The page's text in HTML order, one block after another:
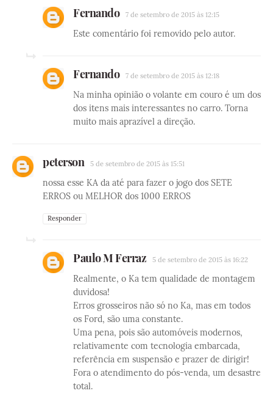
Fernando 7 de setembro de 2015 às 12:15
Este comentário foi removido pelo autor.
Fernando 7 de setembro de 2015 às 12:18
Na minha opinião o volante em couro é um dos
dos itens mais interessantes no carro. Torna
muito mais aprazível a direção.
peterson 5 de setembro de 2015 às 15:51
nossa esse KA da até para fazer o jogo dos SETE
ERROS ou MELHOR dos 1000 ERROS
Responder
Paulo M Ferraz 5 de setembro de 2015 às 16:22
Realmente, o Ka tem qualidade de montagem
duvidosa!
Erros grosseiros não só no Ka, mas em todos
os Ford, são uma constante.
Uma pena, pois são automóveis modernos,
relativamente com tecnologia embarcada,
referência em suspensão e prazer de dirigir!
Fora o atendimento do pós-venda, um desastre
total.